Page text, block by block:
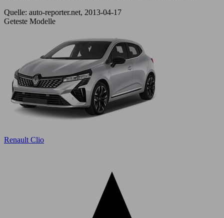
Quelle: auto-reporter.net, 2013-04-17
Geteste Modelle
Renault Clio